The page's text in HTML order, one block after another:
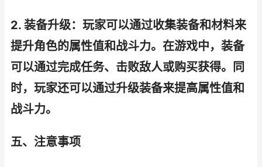
2. 装备升级：玩家可以通过收集装备和材料来
提升角色的属性值和战斗力。在游戏中，装备
可以通过完成任务、击败敌人或购买获得。同
时，玩家还可以通过升级装备来提高属性值和
战斗力。
五、注意事项